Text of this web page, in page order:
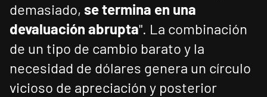
demasiado, se termina en una
devaluación abrupta". La combinación
de un tipo de cambio barato y la
necesidad de dólares genera un círculo
vicioso de apreciación y posterior